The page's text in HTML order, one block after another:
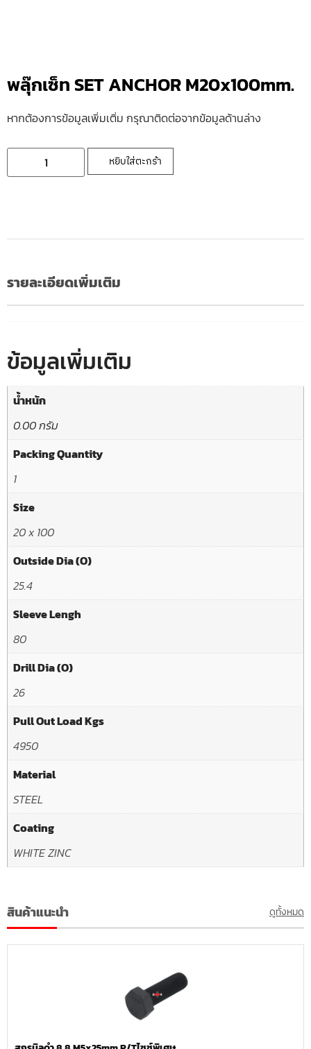
พลุ๊กเซ็ท SET ANCHOR M20x100mm.
หากต้องการข้อมูลเพิ่มเติ่ม กรุณาติดต่อจากข้อมูลด้านล่าง
หยิบใส่ตะกร้า
รายละเอียดเพิ่มเติม
ข้อมูลเพิ่มเติม
น้ำหนัก
0.00 กรัม
Packing Quantity
1
Size
20 x 100
Outside Dia (O)
25.4
Sleeve Lengh
80
Drill Dia (O)
26
Pull Out Load Kgs
4950
Material
STEEL
Coating
WHITE ZINC
สินค้าแนะนำ ดูทั้งหมด